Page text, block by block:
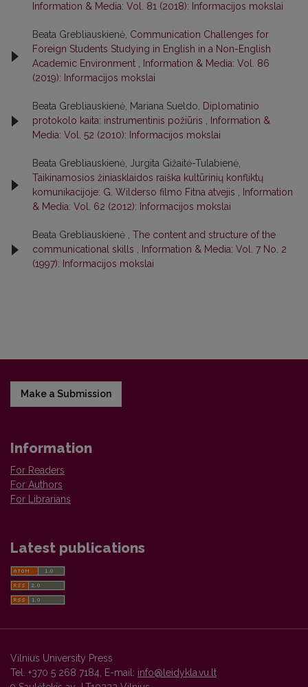
Information & Media: Vol. 81 (2018): Informacijos mokslai
Beata Grebliauskienė, Communication Challenges for
Foreign Students Studying in English in a Non-English
Academic Environment
Information & Media: Vol. 86
(2019): Informacijos mokslai
Beata Grebliauskienė, Mariana Sueldo,
Diplomatinio
protokolo kaita: instrumentinis požiūris
Information &
Media: Vol. 52 (2010): Informacijos mokslai
Beata Grebliauskienė, Jurgita Gižaitė-Tulabienė,
Taikinamosios žiniasklaidos raiška kultūrinių konfliktų
komunikacijoje: G. Wilderso filmo Fitna atvejis
Information
& Media: Vol. 62 (2012): Informacijos mokslai
Beata Grebliauskienė , The content and structure of the
communicational skills
Information & Media: Vol. 7 No. 2
(1997): Informacijos mokslai
Make a Submission
Information
For Readers
For Authors
For Librarians
Latest publications
Vilnius University Press
Tel. +370 5 268 7184, E-mail: info@leidykla.vu.lt